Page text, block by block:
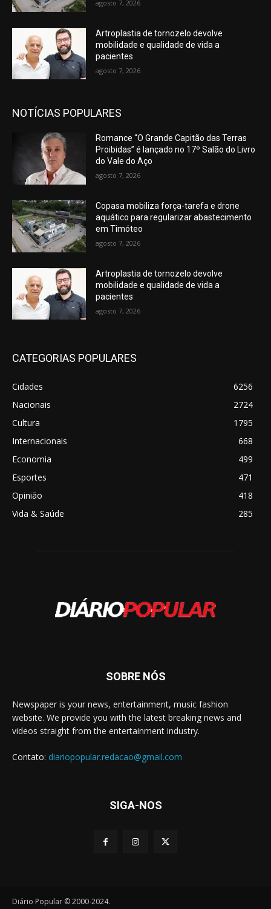
agosto 7, 2026
Artroplastia de tornozelo devolve
mobilidade e qualidade de vida a
pacientes
agosto 7, 2026
NOTÍCIAS POPULARES
Romance “O Grande Capitão das Terras
Proibidas” é lançado no 17º Salão do Livro
do Vale do Aço
agosto 7, 2026
Copasa mobiliza força-tarefa e drone
aquático para regularizar abastecimento
em Timóteo
agosto 7, 2026
Artroplastia de tornozelo devolve
mobilidade e qualidade de vida a
pacientes
agosto 7, 2026
CATEGORIAS POPULARES
Cidades
6256
Nacionais
2724
Cultura
1795
Internacionais
668
Economia
499
Esportes
471
Opinião
418
Vida & Saúde
285
SOBRE NÓS
Newspaper is your news, entertainment, music fashion
website. We provide you with the latest breaking news and
videos straight from the entertainment industry.
Contato: diariopopular.redacao@gmail.com
SIGA-NOS
Diário Popular © 2000-2024.